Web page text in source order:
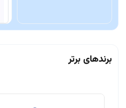
برندهای برتر